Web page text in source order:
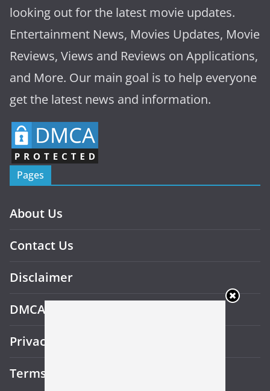
looking out for the latest movie updates.
Entertainment News, Movies Updates, Movie
Reviews, Views and Reviews on Applications,
and More. Our main goal is to help everyone
get the latest news and information.
Pages
About Us
Contact Us
Disclaimer
DMCA
Privacy Policy
Terms and Conditions